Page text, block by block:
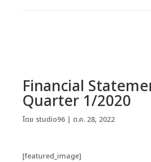
Financial
Quarter 1/2020
โดย studio96| ต.ค. 28, 2022
[featured_image]